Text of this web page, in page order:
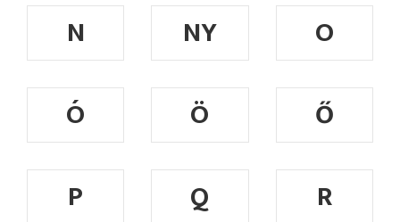
N
NY
O
Ó
Ö
Ő
P
Q R